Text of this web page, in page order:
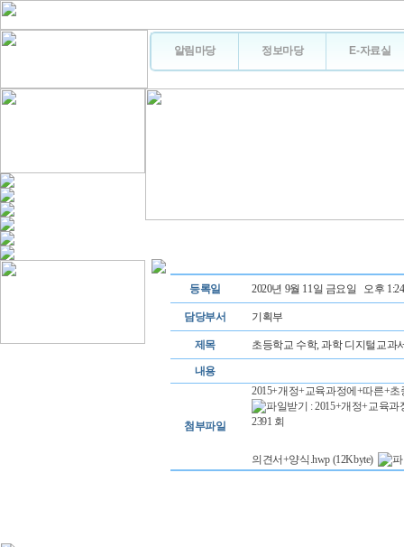
알림마당 정보마당 E-자료실
등록일 2020년 9월 11일 금요일 오후
담당부서 기획부
제목 초등학교 수학, 과학 디지털교과
내용
첨부파일
2015+개정+교육과정에+따른+
의견서+양식.hwp (12Kbyte)